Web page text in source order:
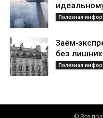
Полезная
Заём-
без
Полезная
© Все